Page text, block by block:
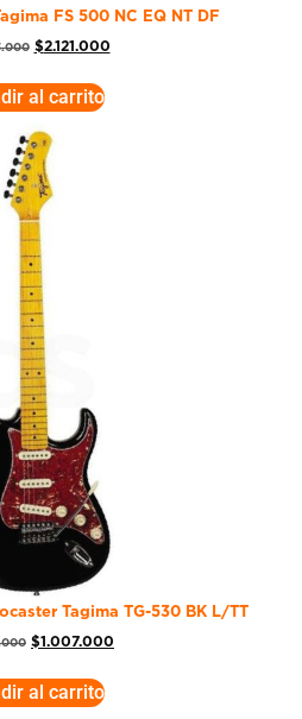
FS 500 NC EQ NT DF
$2.121.000
al carrito
Tagima TG-530 BK L/TT
$1.007.000
al carrito